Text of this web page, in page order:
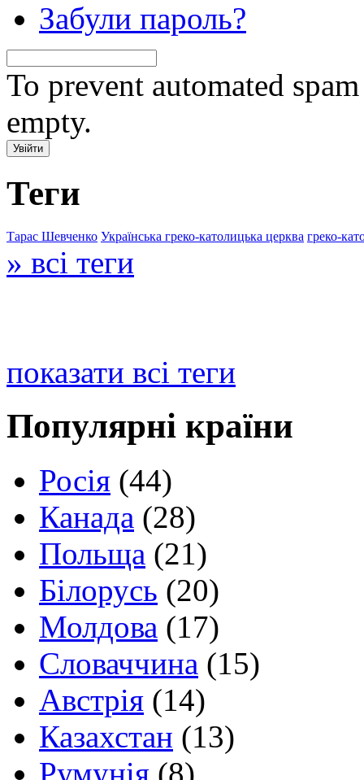
Забули пароль?
To prevent automated
empty.
Теги
Тарас Шевченко Українська греко-католицька церква греко-
» всі теги
показати всі теги
Популярні країни
Росія (44)
Канада (28)
Польща (21)
Білорусь (20)
Молдова (17)
Словаччина (15)
Австрія (14)
Казахстан (13)